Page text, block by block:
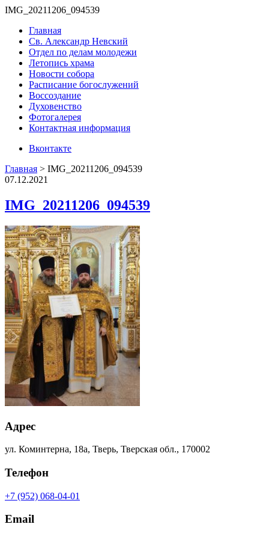
IMG_20211206_094539
Главная
Св. Александр Невский
Отдел по делам молодежи
Летопись храма
Новости собора
Расписание богослужений
Воссоздание
Духовенство
Фотогалерея
Контактная информация
Вконтакте
Главная > IMG_20211206_094539
07.12.2021
IMG_20211206_094539
Адрес
ул. Коминтерна, 18а, Тверь, Тверская обл., 170002
Телефон
+7 (952) 068-04-01
Email